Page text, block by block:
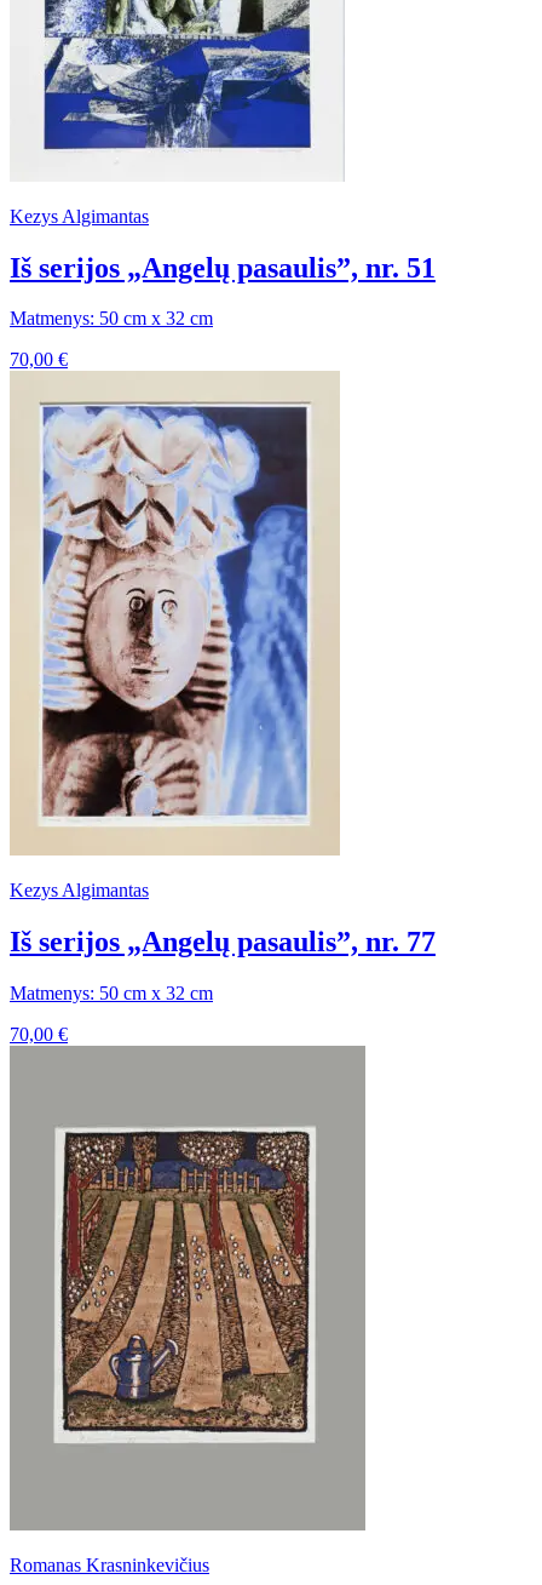
Kezys Algimantas
Iš serijos „Angelų pasaulis”, nr. 51
Matmenys: 50 cm x 32 cm
70,00 €
Kezys Algimantas
Iš serijos „Angelų pasaulis”, nr. 77
Matmenys: 50 cm x 32 cm
70,00 €
Romanas Krasninkevičius